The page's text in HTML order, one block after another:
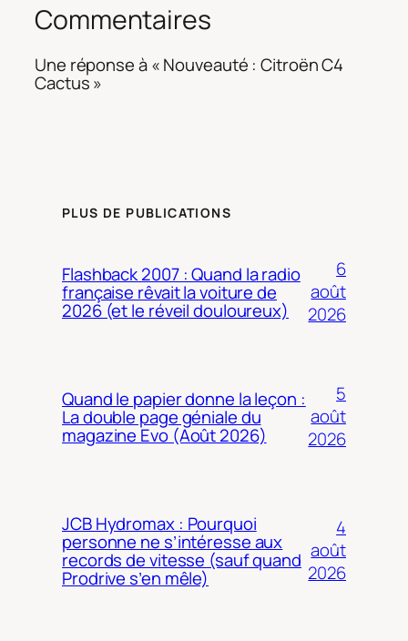
Commentaires
Une réponse à « Nouveauté : Citroën C4
Cactus »
PLUS DE PUBLICATIONS
Flashback 2007 : Quand la radio
française rêvait la voiture de
2026 (et le réveil douloureux)
6
août
2026
Quand le papier donne la leçon :
La double page géniale du
magazine Evo (Août 2026)
5
août
2026
JCB Hydromax : Pourquoi
personne ne s’intéresse aux
records de vitesse (sauf quand
Prodrive s’en mêle)
4
août
2026